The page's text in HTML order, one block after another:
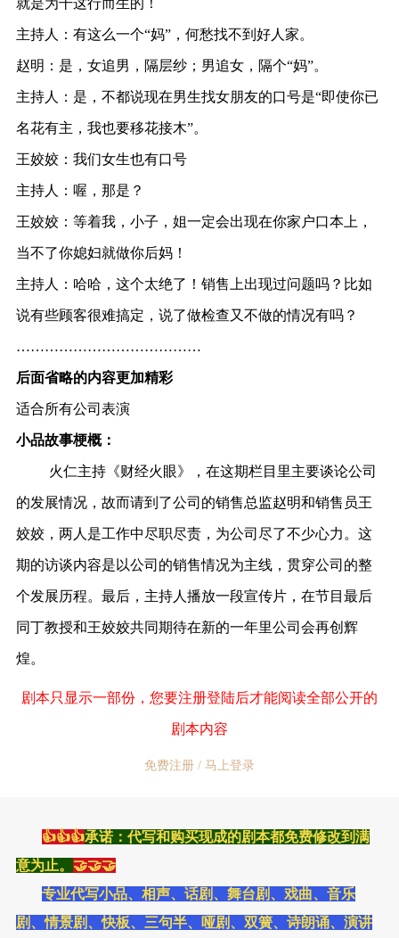
就是为干这行而生的！
主持人：有这么一个“妈”，何愁找不到好人家。
赵明：是，女追男，隔层纱；男追女，隔个“妈”。
主持人：是，不都说现在男生找女朋友的口号是“即使你已
名花有主，我也要移花接木”。
王姣姣：我们女生也有口号
主持人：喔，那是？
王姣姣：等着我，小子，姐一定会出现在你家户口本上，
当不了你媳妇就做你后妈！
主持人：哈哈，这个太绝了！销售上出现过问题吗？比如
说有些顾客很难搞定，说了做检查又不做的情况有吗？
…………………………………
后面省略的内容更加精彩
适合所有公司表演
小品故事梗概：
火仁主持《财经火眼》，在这期栏目里主要谈论公司
的发展情况，故而请到了公司的销售总监赵明和销售员王
姣姣，两人是工作中尽职尽责，为公司尽了不少心力。这
期的访谈内容是以公司的销售情况为主线，贯穿公司的整
个发展历程。最后，主持人播放一段宣传片，在节目最后
同丁教授和王姣姣共同期待在新的一年里公司会再创辉
煌。
剧本只显示一部份，您要注册登陆后才能阅读全部公开的
剧本内容
免费注册 / 马上登录
👍👍👍承诺：代写和购买现成的剧本都免费修改到满
意为止。 🤝🤝🤝
专业代写小品、相声、话剧、舞台剧、戏曲、音乐
剧、情景剧、快板、三句半、哑剧、双簧、诗朗诵、演讲